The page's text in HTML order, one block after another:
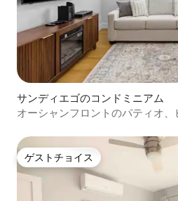
サンディエゴのコンドミニアム
オーシャンフロントのパティオ、
ゲストチョイス
ゲストチョイス